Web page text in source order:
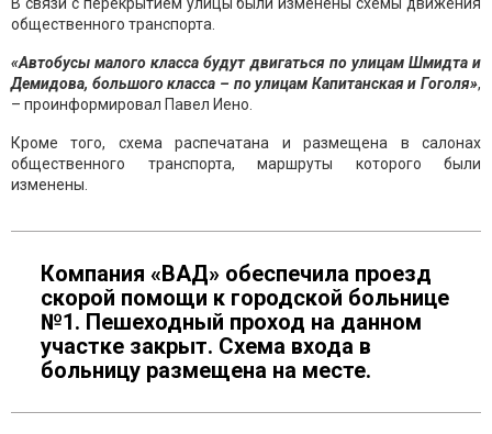
общественного транспорта.
«Автобусы малого класса будут двигаться по улицам Шмидта и
Демидова, большого класса – по улицам Капитанская и Гоголя»,
– проинформировал Павел Иено.
Кроме того, схема распечатана и размещена в салонах
общественного транспорта, маршруты которого были
изменены.
Компания «ВАД» обеспечила проезд
скорой помощи к городской больнице
№1. Пешеходный проход на данном
участке закрыт. Схема входа в
больницу размещена на месте.